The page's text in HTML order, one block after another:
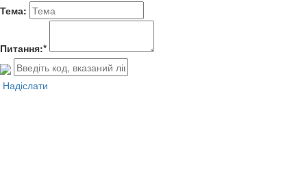
Тема:
Питання:*
Надіслати